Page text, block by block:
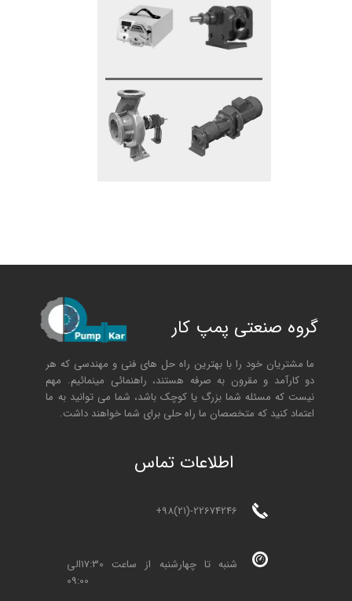
گروه صنعتی پمپ کار
ما مشتریان خود را با بهترین راه حل های فنی و مهندسی که هر
دو کارآمد و مقرون به صرفه هستند، راهنمائی مینمائیم. مهم
نیست که مسئله شما بزرگ یا کوچک باشد، شما می توانید به ما
اعتماد کنید که متخصصان ما راه حلی برای شما خواهند داشت.
اطلاعات تماس
+98(21)-22674246
شنبه تا چهارشنبه از ساعت 17:30الی
09:00